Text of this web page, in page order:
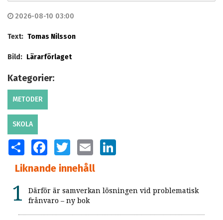
2026-08-10 03:00
Text: Tomas Nilsson
Bild: Lärarförlaget
Kategorier:
METODER
SKOLA
SHARE FACEBOOKTWITTER EMAIL
Liknande innehåll
Därför är samverkan lösningen vid problematisk
frånvaro – ny bok